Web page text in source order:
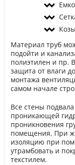
Материал труб
подойти и
полиэтилен и пр.
защита от влаги
монтажа
самом начале
Все стены
проникающей
проникновения
помещения. При
изоляцию при
утрамбовать и
текстилем.